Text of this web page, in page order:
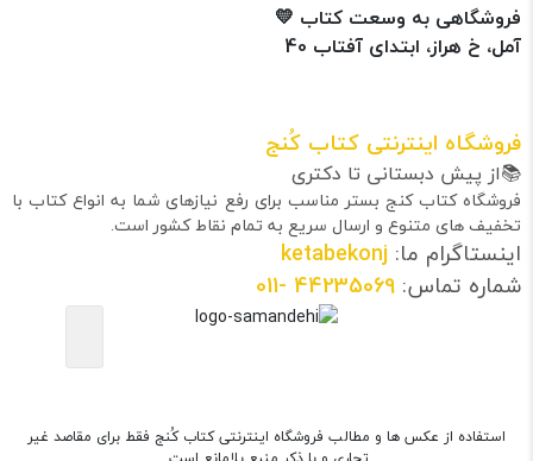
فروشگاهی به وسعت کتاب 💛
آمل، خ هراز، ابتدای آفتاب 40
فروشگاه اینترنتی کتاب کُنج
📚از پیش دبستانی تا دکتری
فروشگاه کتاب کنج بستر مناسب برای رفع نیازهای شما به انواع کتاب با
تخفیف های متنوع و ارسال سریع به تمام نقاط کشور است.
اینستاگرام ما: ketabekonj
شماره تماس: 44235069
-011
استفاده از عکس ها و مطالب فروشگاه اینترنتی کتاب کُنج فقط برای مقاصد غیر